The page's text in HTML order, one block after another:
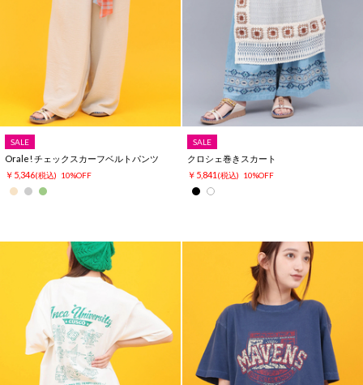
SALE
Orale! チェックスカーフベルトパンツ
￥5,346(税込) 10%OFF
SALE
クロシェ巻きスカート
￥5,841 (税込) 10%OFF